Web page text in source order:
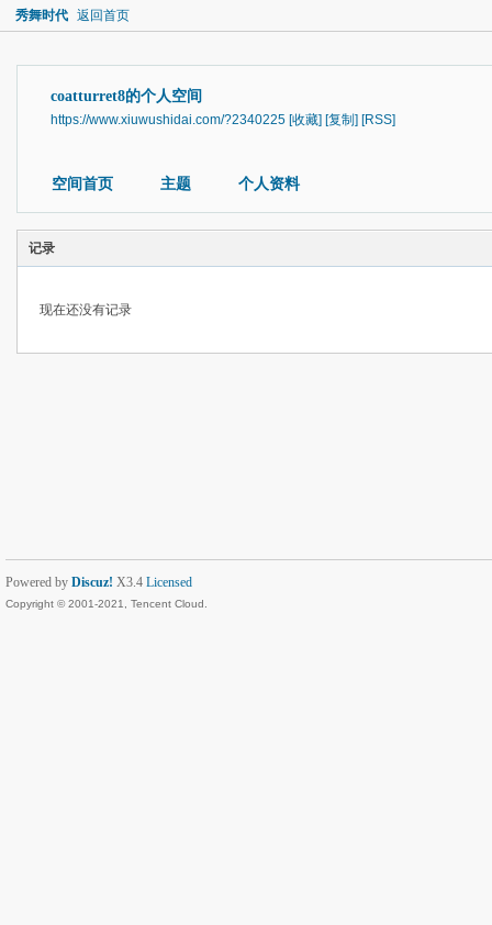
秀舞时代 返回首页
coatturret8的个人空间
https://www.xiuwushidai.com/?2340225 [收藏] [复制] [RSS]
空间首页 主题 个人资料
记录
现在还没有记录
Powered by Discuz! X3.4 Licensed
Copyright © 2001-2021, Tencent Cloud.